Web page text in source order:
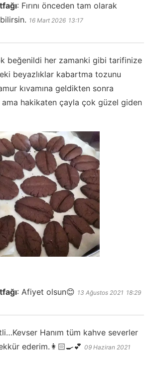
: Fırını önceden tam olarak
16 Mart 2026 13:17
beğenildi her zamanki gibi tarifinize
beyazlıklar kabartma tozunu
kıvamına geldikten sonra
hakikaten çayla çok güzel giden
: Afiyet olsun😊 13 Ağustos 2021 18:29
Hanım tüm kahve severler
ederim.👩🏻‍🍳💕 09 Haziran 2021